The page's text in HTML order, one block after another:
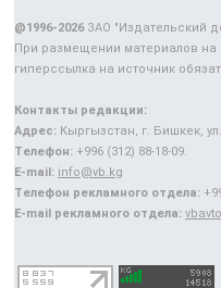
@1996-2026ЗАО "Издательский
При размещении материалов на
гиперссылка на источник
Контакты редакции:
Адрес: Кыргызстан, г. Бишкек,
Телефон: +996 (312) 88-18-09.
E-mail: info@vb.kg
Телефон рекламного отдела:
E-mail рекламного отдела: